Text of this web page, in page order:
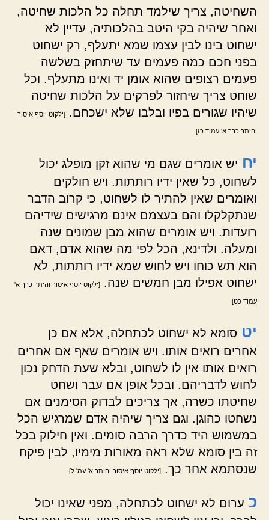
השחיטה, צריך שילמד תחלה כל הלכות שחיטה,
ואחר שיהיה בקי היטב בהלכותיה, עדיין לא
ישחוט בינו לבין עצמו שמא יתעלף, רק ישחוט
בפני חכם כמה פעמים עד שיתחזק בשלשה
פעמים רצופים שהוא אומן יד ואינו מתעלף. וכל
שוחט צריך שיחזור לפרקים על הלכות שחיטה
שיהיו שגורים בפיו ובלבו שלא ישכחם. [ילקוט יוסף איסור
והיתר כרך א' עמוד כז]
יח יש אומרים שגם מי שהוא זקן מופלג יכול
לשחוט, כל שאין ידיו רותתות. ויש חולקים
ואומרים שאין להתיר לו לשחוט, כי קרוב הדבר
שנתקלקלו והם בעצמם אינם מרגישים שידיהם
רועדות. ויש אומרים שהוא מבן שמונים שנה
ומעלה. ולדינא, הכל לפי מה שהוא אדם, דאם
הוא תש כוחו ויש לחוש שמא ידיו רותתות, לא
ישחוט אפילו מבן חמשים שנה. [ילקוט יוסף איסור והיתר כרך א'
עמוד כט]
יט סומא לא ישחוט לכתחלה, אלא אם כן
אחרים רואים אותו. ויש אומרים שאף אם אחרים
רואים אותו אין לו לשחוט, ובלא שעת הדחק נכון
לחוש לדבריהם. ובכל אופן אם עבר ושחט
שחיטתו כשרה, אך צריכים לבדוק הסימנים אם
נשחטו כהוגן. וגם צריך שיהיה אדם שמרגיש הכל
במשמוש היד כדרך הרבה סומים. ואין חילוק בכל
זה בין סומא שלא ראה מאורות מימיו, לבין פיקח
שנסתמא אחר כך. [ילקוט יוסף איסור והיתר א' עמ' ל]
כ ערום לא ישחוט לכתחלה, מפני שאינו יכול